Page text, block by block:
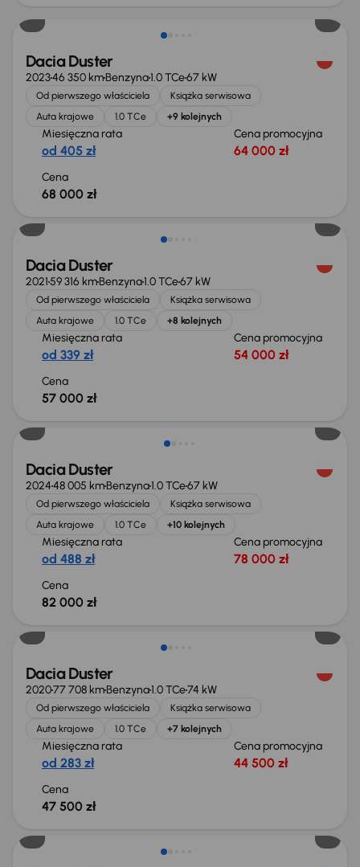
Dacia Duster
202346 350 kmBenzyna1.0 TCe67 kW
Od pierwszego właściciela
Książka serwisowa
Auta krajowe
1.0 TCe +9 kolejnych
Miesięczna rata
od 405 zł
Cena promocyjna
64 000 zł
Cena
68 000 zł
Dacia Duster
202159 316 kmBenzyna1.0 TCe67 kW
Od pierwszego właściciela
Książka serwisowa
Auta krajowe
1.0 TCe +8 kolejnych
Miesięczna rata
od 339 zł
Cena promocyjna
54 000 zł
Cena
57 000 zł
Dacia Duster
202448 005 kmBenzyna1.0 TCe67 kW
Od pierwszego właściciela
Książka serwisowa
Auta krajowe
1.0 TCe +10 kolejnych
Miesięczna rata
od 488 zł
Cena promocyjna
78 000 zł
Cena
82 000 zł
Dacia Duster
202077 708 kmBenzyna1.0 TCe74 kW
Od pierwszego właściciela
Książka serwisowa
Auta krajowe
1.0 TCe +7 kolejnych
Miesięczna rata
od 283 zł
Cena promocyjna
44 500 zł
Cena
47 500 zł